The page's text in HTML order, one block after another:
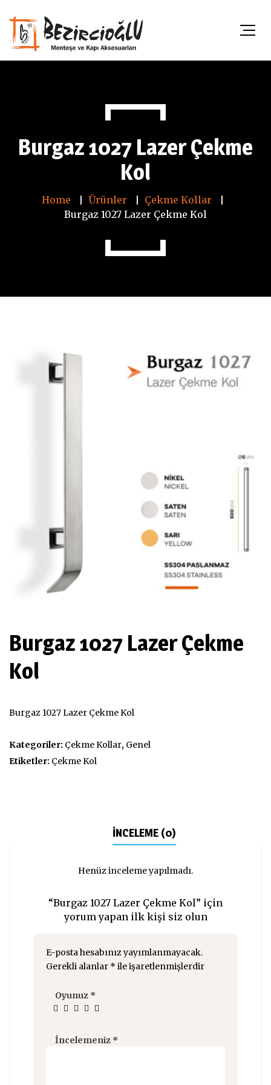
Burgaz 1027 Lazer Çekme
Kol
Home Ürünler
Çekme Kollar
Burgaz 1027 Lazer Çekme Kol
Burgaz 1027 Lazer Çekme
Kol
Burgaz 1027 Lazer Çekme Kol
Kategoriler: Çekme Kollar, Genel
Etiketler: Çekme Kol
İNCELEME (0)
Henüz inceleme yapılmadı.
“Burgaz 1027 Lazer Çekme Kol” için
yorum yapan ilk kişi siz olun
E-posta hesabınız yayımlanmayacak.
Gerekli alanlar * ile işaretlenmişlerdir
Oyunuz *
İncelemeniz *